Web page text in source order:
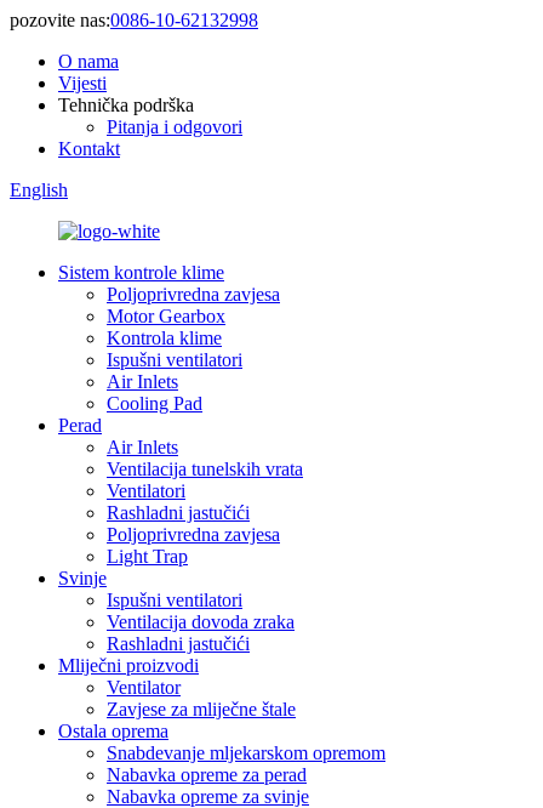
pozovite nas:0086-10-62132998
O nama
Vijesti
Tehnička podrška
Pitanja i odgovori
Kontakt
English
Sistem kontrole klime
Poljoprivredna zavjesa
Motor Gearbox
Kontrola klime
Ispušni ventilatori
Air Inlets
Cooling Pad
Perad
Air Inlets
Ventilacija tunelskih vrata
Ventilatori
Rashladni jastučići
Poljoprivredna zavjesa
Light Trap
Svinje
Ispušni ventilatori
Ventilacija dovoda zraka
Rashladni jastučići
Mliječni proizvodi
Ventilator
Zavjese za mliječne štale
Ostala oprema
Snabdevanje mljekarskom opremom
Nabavka opreme za perad
Nabavka opreme za svinje